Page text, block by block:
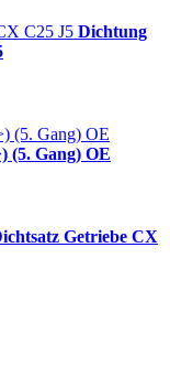
Dichtung
(5. Gang) OE
Getriebe CX